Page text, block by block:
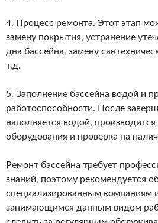
4. Процесс ремонта. Этот этап
замену покрытия, устранение
дна бассейна, замену
т.д.
5. Заполнение бассейна водой и
работоспособности. После
наполняется водой, производится
оборудования и проверка на
Ремонт бассейна требует
знаний, поэтому рекомендуется
специализированным компаниям
занимающимся данным видом